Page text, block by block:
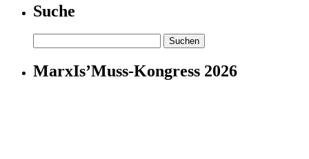
Suche
nach:
MarxIs’Muss-Kongress 2026